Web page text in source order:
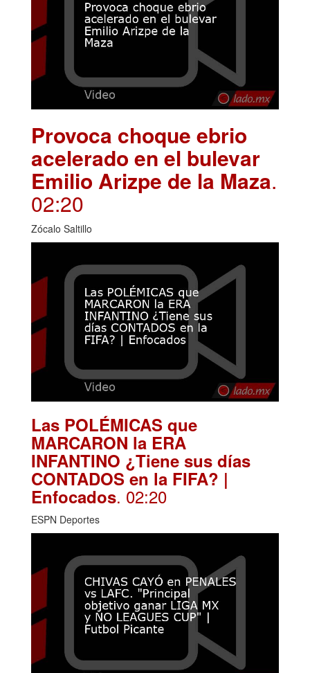
Provoca choque ebrio
acelerado en el bulevar
Emilio Arizpe de la Maza.
02:20
Zócalo Saltillo
Las POLÉMICAS que
MARCARON la ERA
INFANTINO ¿Tiene sus días
CONTADOS en la FIFA? |
Enfocados. 02:20
ESPN Deportes